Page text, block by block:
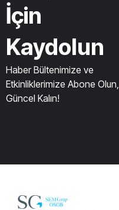
İçin
Kaydolun
Haber Bültenimize ve
Etkinliklerimize Abone Olun,
Güncel Kalın!